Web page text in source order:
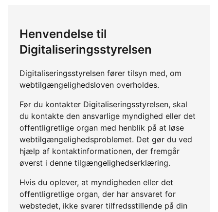
Henvendelse til
Digitaliseringsstyrelsen
Digitaliseringsstyrelsen fører tilsyn med, om
webtilgængelighedsloven overholdes.
Før du kontakter Digitaliseringsstyrelsen, skal
du kontakte den ansvarlige myndighed eller det
offentligretlige organ med henblik på at løse
webtilgængelighedsproblemet. Det gør du ved
hjælp af kontaktinformationen, der fremgår
øverst i denne tilgængelighedserklæring.
Hvis du oplever, at myndigheden eller det
offentligretlige organ, der har ansvaret for
webstedet, ikke svarer tilfredsstillende på din